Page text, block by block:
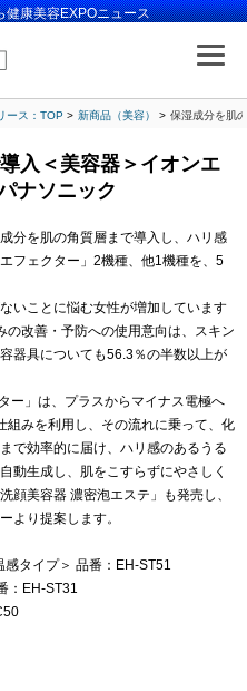
健康美容EXPOニュース
ース：TOP 新商品（美容） 保湿成分を肌
入＜美容器＞イオンエ
ナソニック
分を肌の角質層まで導入し、ハリ感
フェクター」2機種、他1機種を、5
いことに悩む女性が増加しています
改善・予防への使用意向は、スキン
器具についても56.3％の半数以上が
ー」は、プラスからマイナス電極へ
みを利用し、その流れに乗って、化
で効率的に届け、ハリ感のあるうる
動生成し、肌をこすらずにやさしく
顔美容器 濃密泡エステ」も発売し、
より提案します。
タイプ＞ 品番：EH-ST51
：EH-ST31